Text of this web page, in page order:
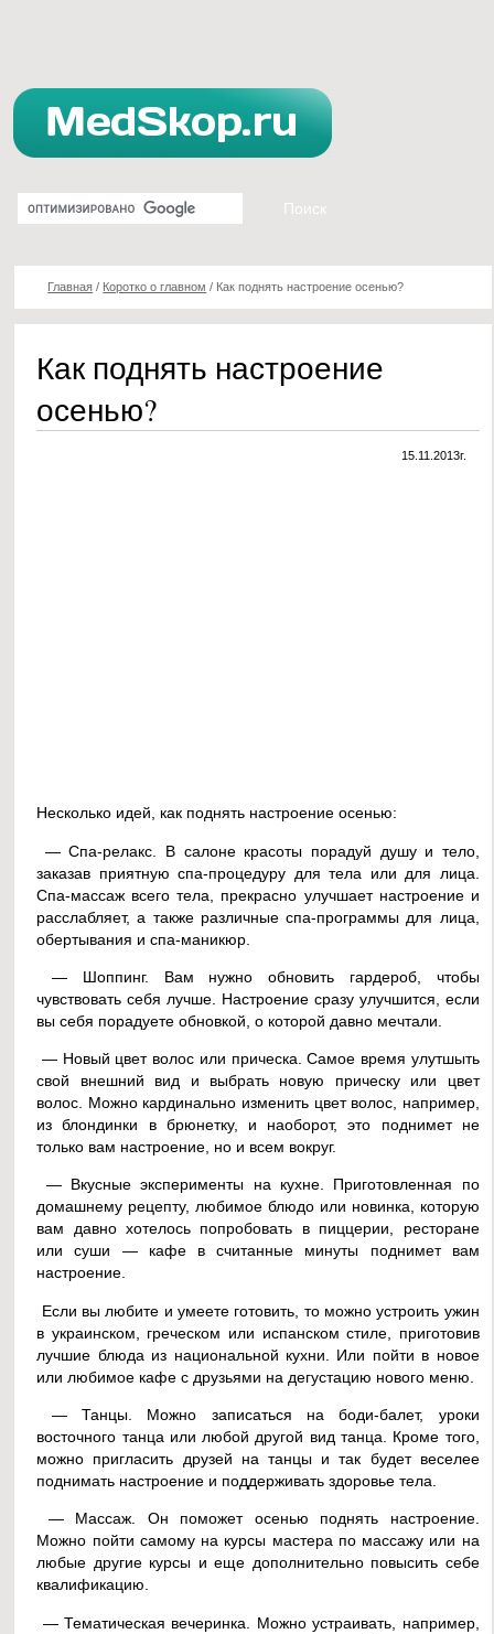
Главная / Коротко о главном / Как поднять настроение осенью?
Как поднять настроение
осенью?
15.11.2013г.
Несколько идей, как поднять настроение осенью:
— Спа-релакс. В салоне красоты порадуй душу и тело,
заказав приятную спа-процедуру для тела или для лица.
Спа-массаж всего тела, прекрасно улучшает настроение и
расслабляет, а также различные спа-программы для лица,
обертывания и спа-маникюр.
— Шоппинг. Вам нужно обновить гардероб, чтобы
чувствовать себя лучше. Настроение сразу улучшится, если
вы себя порадуете обновкой, о которой давно мечтали.
— Новый цвет волос или прическа. Самое время улутшыть
свой внешний вид и выбрать новую прическу или цвет
волос. Можно кардинально изменить цвет волос, например,
из блондинки в брюнетку, и наоборот, это поднимет не
только вам настроение, но и всем вокруг.
— Вкусные эксперименты на кухне. Приготовленная по
домашнему рецепту, любимое блюдо или новинка, которую
вам давно хотелось попробовать в пиццерии, ресторане
или суши — кафе в считанные минуты поднимет вам
настроение.
Если вы любите и умеете готовить, то можно устроить ужин
в украинском, греческом или испанском стиле, приготовив
лучшие блюда из национальной кухни. Или пойти в новое
или любимое кафе с друзьями на дегустацию нового меню.
— Танцы. Можно записаться на боди-балет, уроки
восточного танца или любой другой вид танца. Кроме того,
можно пригласить друзей на танцы и так будет веселее
поднимать настроение и поддерживать здоровье тела.
— Массаж. Он поможет осенью поднять настроение.
Можно пойти самому на курсы мастера по массажу или на
любые другие курсы и еще дополнительно повысить себе
квалификацию.
— Тематическая вечеринка. Можно устраивать, например,